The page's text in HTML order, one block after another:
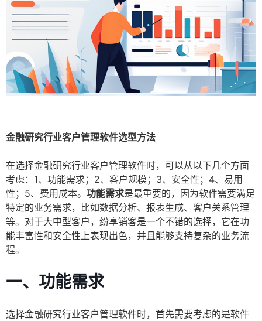
金融研究行业客户管理软件选型方法
在选择金融研究行业客户管理软件时，可以从以下几个方面
考虑：1、功能需求；2、客户规模；3、安全性；4、易用
性；5、费用成本。 功能需求是最重要的，因为软件需要满足
特定的业务需求，比如数据分析、报表生成、客户关系管理
等。对于大中型客户，纷享销客是一个不错的选择，它在功
能丰富性和安全性上表现出色，并且能够支持复杂的业务流
程。
一、功能需求
选择金融研究行业客户管理软件时，首先需要考虑的是软件